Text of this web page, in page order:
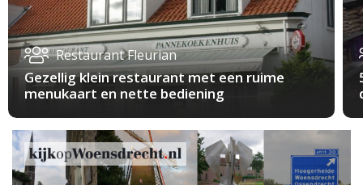
Restaurant Fleurian
Gezellig klein restaurant met een ruime
menukaart en nette bediening